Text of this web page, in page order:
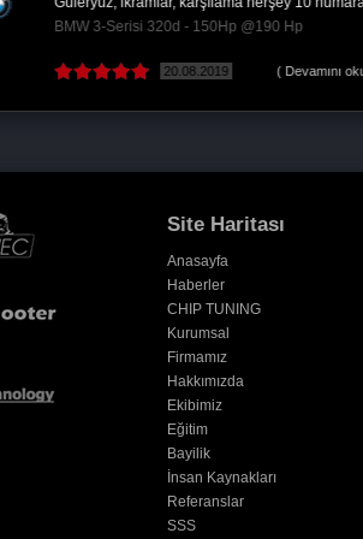
Volkswagen Golf 1.6 TDI - 105Hp @145 Hp
03.08.2017 ( Devamını oku )
Site Haritası
Anasayfa
Haberler
CHIP TUNING
Kurumsal
Firmamız
Hakkımızda
Ekibimiz
Eğitim
Bayilik
İnsan Kaynakları
Referanslar
SSS